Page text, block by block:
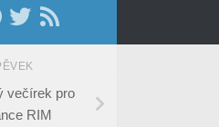
večírek pro
RIM